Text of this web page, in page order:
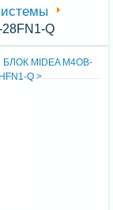
Q
MIDEA M4OB-
Q >